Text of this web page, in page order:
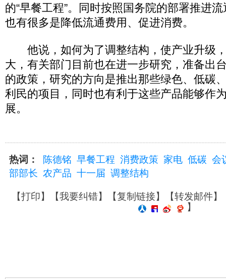
的“早餐工程”。同时按照国务院的部署推进
也有很多是降低流通费用、促进消费。
他说，如何为了调整结构，使产业升级
大，有关部门目前也在进一步研究，准备出
的政策，研究的方向是推出那些绿色、低碳
利民的项目，同时也有利于这些产品能够作
展。
热词： 陈德铭 早餐工程 消费政策 家电 低碳 会
部部长 农产品 十一届 调整结构
【打印】【我要纠错】【复制链接】【转发邮件】
】